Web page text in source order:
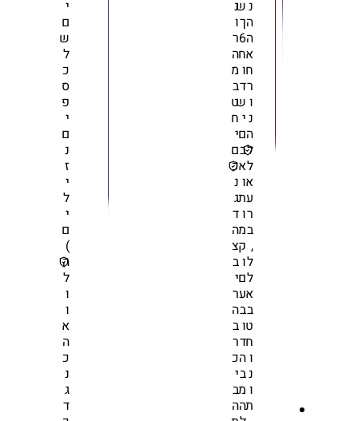
נ
ה
ה
א
ח
ר
ו
נ
ה
ל
ל
א
ע
ר
ב
,
ל
ל
א
ב
ט
ח
ו
נ
ו
ת
ש
ך
6
ח
ו
ד
ש
י
ם
ב
א
ו
ת
ו
מ
ק
ו
ם
ע
ב
ו
ד
ה
ב
מ
ה
נ
ו
ר
ה
מ
ב
ט
ח
י
ם
כ
נ
ג
ד
ה
צ
ב
י
ר
ה
ב
ר
כ
י
ב
ה
י
ם
ש
ל
כ
ס
פ
י
ם
נ
ז
י
ל
י
ם
)
ה
ל
ו
ו
א
ה
כ
נ
ג
ד